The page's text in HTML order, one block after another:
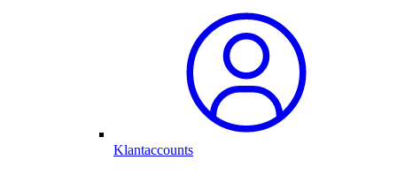
Klantaccounts